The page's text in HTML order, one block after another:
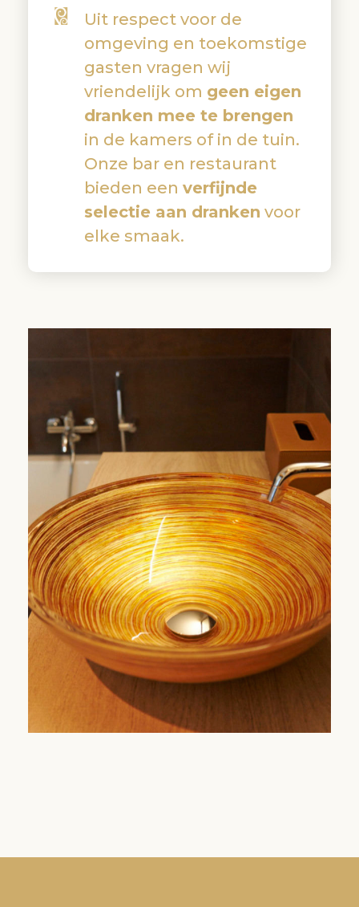
Uit respect voor de
omgeving en toekomstige
gasten vragen wij
vriendelijk om geen eigen
dranken mee te brengen
in de kamers of in de tuin.
Onze bar en restaurant
bieden een verfijnde
selectie aan dranken voor
elke smaak.